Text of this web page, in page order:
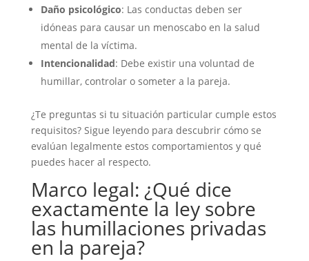
Daño psicológico: Las conductas deben ser
idóneas para causar un menoscabo en la salud
mental de la víctima.
Intencionalidad: Debe existir una voluntad de
humillar, controlar o someter a la pareja.
¿Te preguntas si tu situación particular cumple estos
requisitos? Sigue leyendo para descubrir cómo se
evalúan legalmente estos comportamientos y qué
puedes hacer al respecto.
Marco legal: ¿Qué dice
exactamente la ley sobre
las humillaciones privadas
en la pareja?